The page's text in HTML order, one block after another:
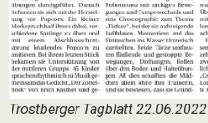
Trostberger Tagblatt 22.06.2022